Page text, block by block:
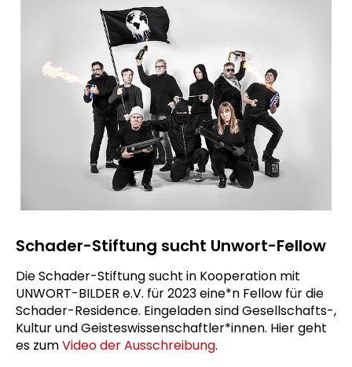
Schader-Stiftung sucht Unwort-Fellow
Die Schader-Stiftung sucht in Kooperation mit
UNWORT-BILDER e.V. für 2023 eine*n Fellow für die
Schader-Residence. Eingeladen sind Gesellschafts-,
Kultur und Geisteswissenschaftler*innen. Hier geht
es zumVideo der Ausschreibung.